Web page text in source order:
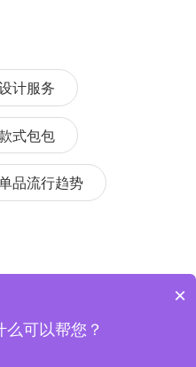
计服务
式包包
品流行趋势
箱包材质流行趋势
春夏包包趋势
有限公司 © 2004-2026
×
可以帮您？